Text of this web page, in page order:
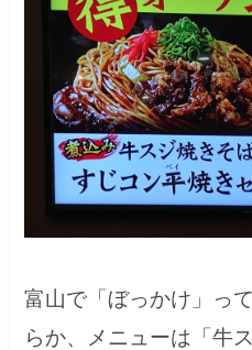
富山で「ぼっかけ」っ
らか、メニューは「牛